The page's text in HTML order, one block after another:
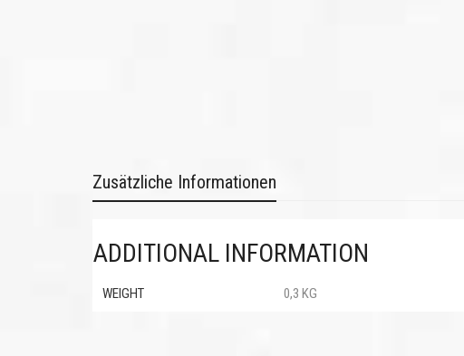
Zusätzliche Informationen
ADDITIONAL INFORMATION
WEIGHT 0,3 KG